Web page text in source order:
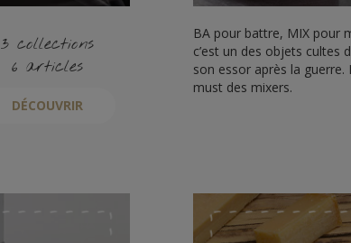
3 collections
6 articles
DÉCOUVRIR
BA pour battre, MIX pour
c’est un des objets cultes
son essor après la
must des mixers.